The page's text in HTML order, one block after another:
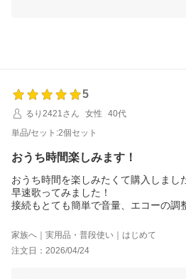
5
るり2421さん
女性
40代
単品/セット:2個セット
おうち時間楽しみます！
おうち時間を楽しみたくて購入しまし
早速歌ってみました！
接続もとても簡単で音量、エコーの調
ずっと購入を悩んでいましたが買って
家族へ｜実用品・普段使い｜はじめて
注文日：2026/04/24